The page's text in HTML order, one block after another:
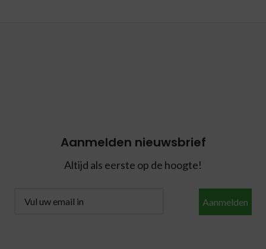
Aanmelden nieuwsbrief
Altijd als eerste op de hoogte!
Aanmelden